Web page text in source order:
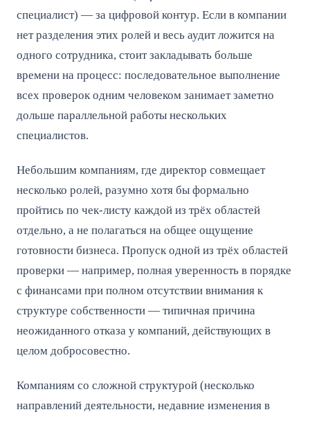
специалист) — за цифровой контур. Если в компании
нет разделения этих ролей и весь аудит ложится на
одного сотрудника, стоит закладывать больше
времени на процесс: последовательное выполнение
всех проверок одним человеком занимает заметно
дольше параллельной работы нескольких
специалистов.
Небольшим компаниям, где директор совмещает
несколько ролей, разумно хотя бы формально
пройтись по чек-листу каждой из трёх областей
отдельно, а не полагаться на общее ощущение
готовности бизнеса. Пропуск одной из трёх областей
проверки — например, полная уверенность в порядке
с финансами при полном отсутствии внимания к
структуре собственности — типичная причина
неожиданного отказа у компаний, действующих в
целом добросовестно.
Компаниям со сложной структурой (несколько
направлений деятельности, недавние изменения в